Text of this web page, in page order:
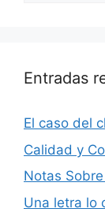
Entradas
El caso del
Calidad y
Notas
Una letra lo